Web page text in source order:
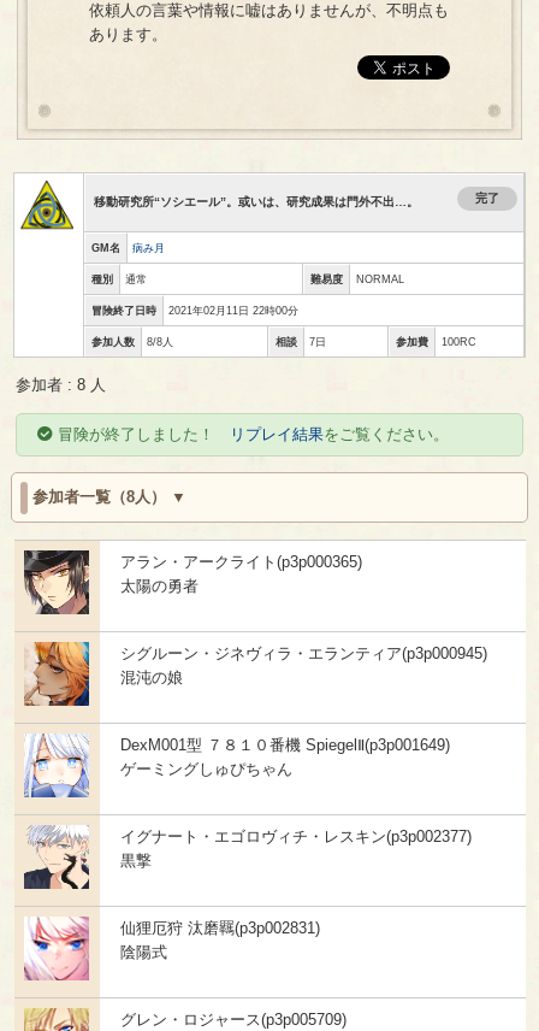
依頼人の言葉や情報に嘘はありませんが、不明点も
あります。
移動研究所“ソシエール”。或いは、研究成果は門外不出…。 完了
GM名 病み月
種別 通常 難易度 NORMAL
冒険終了日時 2021年02月11日 22時00分
参加人数 8/8人 相談 7日 参加費 100RC
参加者 : 8 人
冒険が終了しました！ リプレイ結果をご覧ください。
参加者一覧（8人）
アラン・アークライト(p3p000365)
太陽の勇者
シグルーン・ジネヴィラ・エランティア(p3p000945)
混沌の娘
DexM001型 ７８１０番機 SpiegelⅡ(p3p001649)
ゲーミングしゅぴちゃん
イグナート・エゴロヴィチ・レスキン(p3p002377)
黒撃
仙狸厄狩 汰磨羈(p3p002831)
陰陽式
グレン・ロジャース(p3p005709)